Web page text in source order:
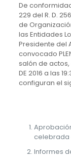
De
229 del R. D.
de
las Entidades
Presidente del
convocado
salón de actos,
DE 2016 a las
configuran el
celebrada
Informes